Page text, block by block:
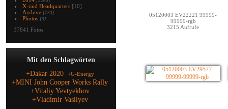
X-raid Headquarters [10]
Archive [733]
Photos [3]
37841 Fotos
Mit den Schlagwörten
+Dakar 2020
+G-Energy
+MINI John Cooper Works Rally
+Vitaliy Yevtyekhov
+Vladimir Vasilyev
05120003 EV22221 99999-
99999-rgb
3215 Aufrufe